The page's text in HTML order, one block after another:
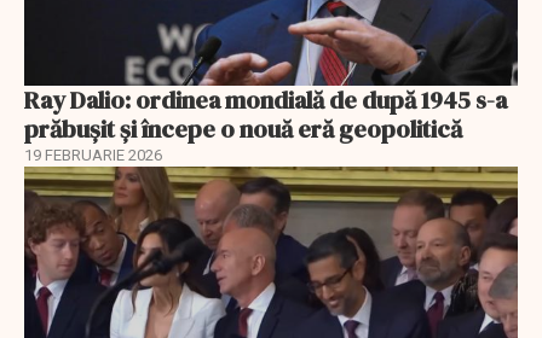
Ray Dalio: ordinea mondială de după 1945 s-a
prăbușit și începe o nouă eră geopolitică
19 FEBRUARIE 2026